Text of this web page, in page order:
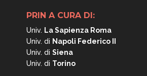
PRIN A CURA DI:
Univ. La Sapienza Roma
Univ. di Napoli Federico II
Univ. di Siena
Univ. di Torino